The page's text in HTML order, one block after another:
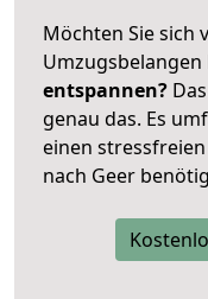
Möchten Sie sich
entspannen?
genau das. Es
einen
nach Geer